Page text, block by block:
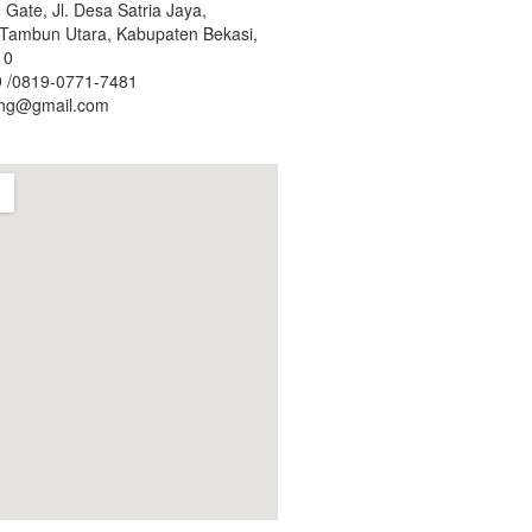
Jl. Desa Satria Jaya,
Utara, Kabupaten Bekasi,
0819-0771-7481